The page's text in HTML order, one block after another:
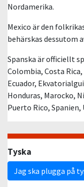
Nordamerika.
Mexico är den
behärskas dessutom
Spanska är officiellt
Colombia, Costa
Ecuador,
Honduras, Marocko,
Puerto Rico, Spanien,
Tyska
Jag ska plugga på